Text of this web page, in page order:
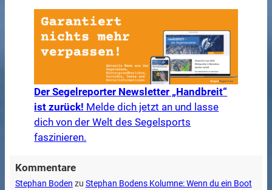
Der Segelreporter Newsletter „Handbreit“
ist zurück! Melde dich jetzt an und lasse
dich von der Welt des Segelsports
faszinieren.
Kommentare
Stephan Boden zu Stephan Bodens Kolumne: Wenn du ein Boot